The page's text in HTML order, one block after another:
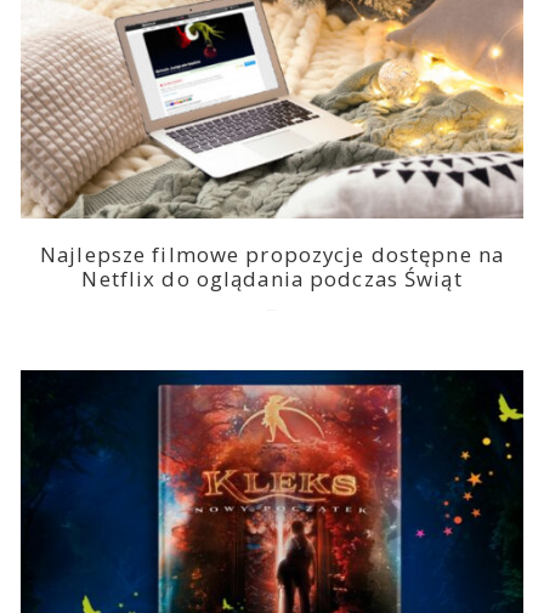
Najlepsze filmowe propozycje dostępne na
Netflix do oglądania podczas Świąt